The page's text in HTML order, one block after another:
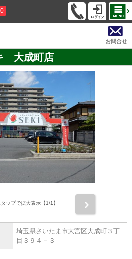
0
お問合せ
大成町店
タップで拡大表示【1/1】
埼玉県さいたま市大宮区大成町３丁
目３９４－３